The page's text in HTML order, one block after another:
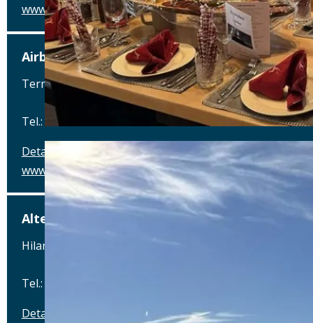
www.kampenwand.de
Airbräu am Flughafen München
Terminalstraße Mitte 18, 85356 München-Flughafen
Tel.: Tel.: 089 - 97593111
Details
www.airbraeu.de
Alte Brauerei Mertingen
Hilaria-Lechner-Straße 21, 86690 Mertingen
Tel.: Tel.: 09078-912320
Details